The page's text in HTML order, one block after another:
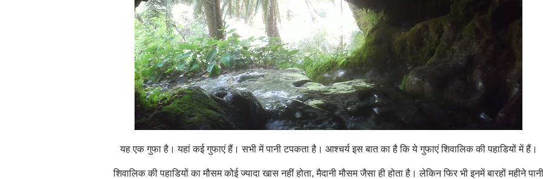
यह एक गुफा है। यहां कई गुफाएं हैं। सभी में पानी टपकता है। आश्चर्य इस बात का है कि ये गुफाएं शिवालिक की पहाडियों में हैं।
शिवालिक की पहाडियों का मौसम कोई ज्यादा खास नहीं होता, मैदानी मौसम जैसा ही होता है। लेकिन फिर भी इनमें बारहों महीने पानी